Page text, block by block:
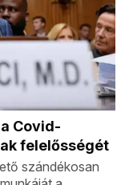
Covid-
felelősségét
szándékosan